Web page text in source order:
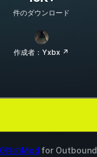
件のダウンロード
作成者：Yxbx ↗
件のMod for Outbound